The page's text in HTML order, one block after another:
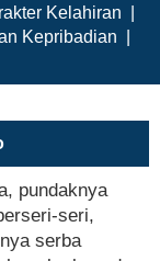
Kelahiran
Kepribadian
pundaknya
seri,
serba